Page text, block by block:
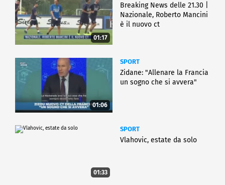
01:17
Breaking News delle 21.30 |
Nazionale, Roberto Mancini
è il nuovo ct
01:06
SPORT
Zidane: "Allenare la Francia
un sogno che si avvera"
01:33
SPORT
Vlahovic, estate da solo